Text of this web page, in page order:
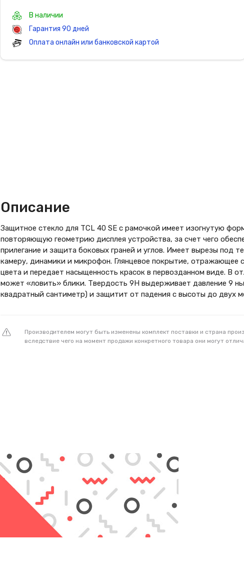
В наличии
Гарантия 90 дней
Оплата онлайн или банковской картой
Описание
Защитное стекло для TCL 40 SE с рамочкой имеет изогнутую
повторяющую геометрию дисплея устройства, за счет чего
прилегание и защита боковых граней и углов. Имеет вырезы под
камеру, динамики и микрофон. Глянцевое покрытие, отражающее
цвета и передает насыщенность красок в первозданном виде. В
может «ловить» блики. Твердость 9H выдерживает давление 9
квадратный сантиметр) и защитит от падения с высоты до двух
Производителем могут быть изменены комплект поставки и страна
вследствие чего на момент продажи конкретного товара они могут